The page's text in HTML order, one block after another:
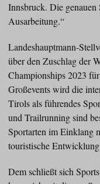
Innsbruck. Die genauen
Ausarbeitung.“
Landeshauptmann-
über den Zuschlag der
Championships 2023
Großevents wird die
Tirols als führendes
und Trailrunning sind
Sportarten im Einklang
touristische
Dem schließt sich